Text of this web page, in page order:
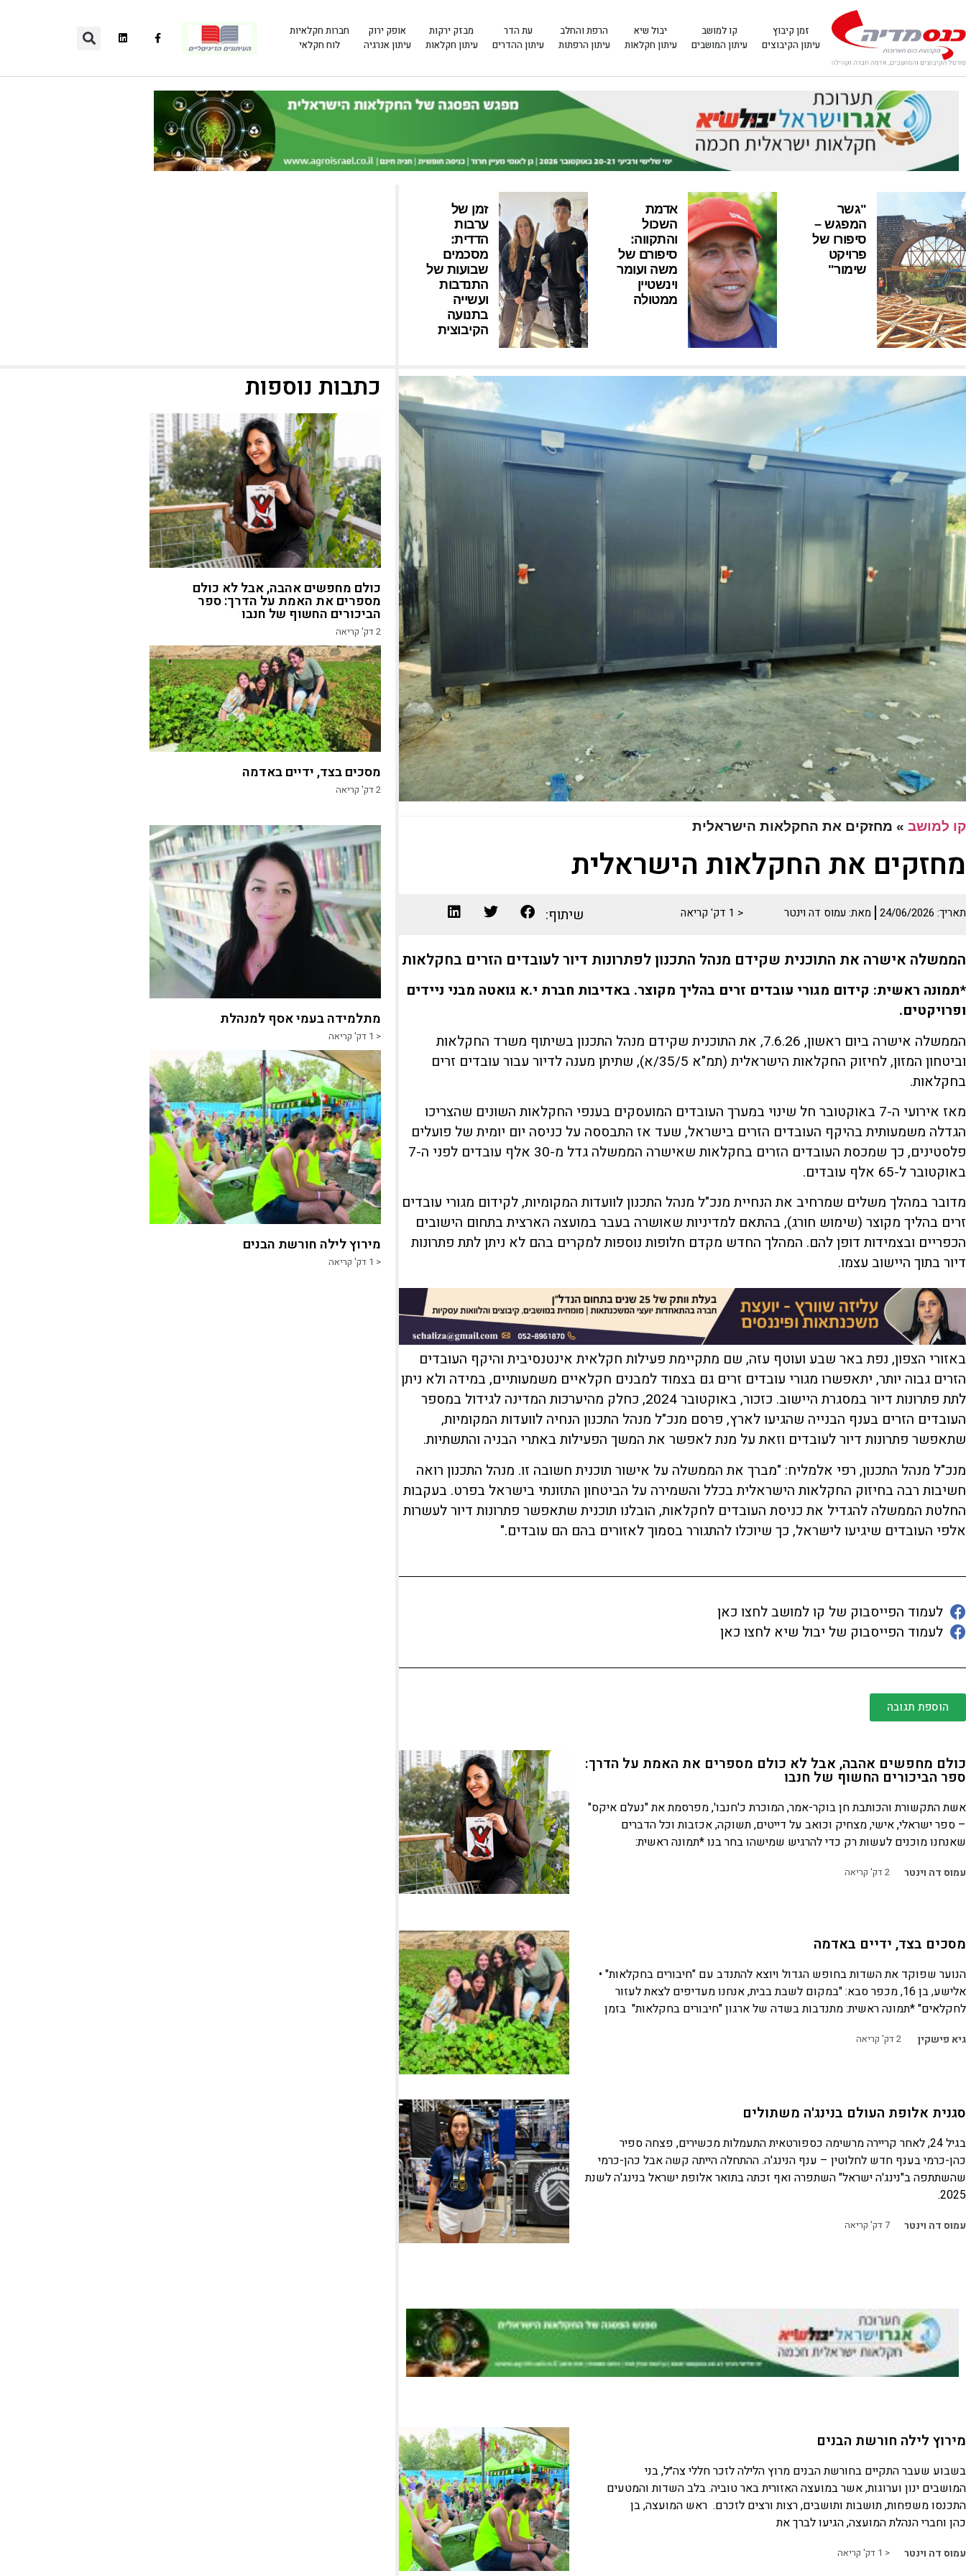
זמן קיבוץ
עיתון הקיבוצים
קו למושב
עיתון המושבים
יבול שיא
עיתון חקלאות
הרפת והחלב
עיתון הרפתות
עת הדר
עיתון ההדרים
מבזק ירקות
עיתון חקלאות
אופק ירוק
עיתון אנרגיה
חברות חקלאיות
לוח חקלאי
"גשר
המפגש –
סיפורו של
פרויקט
שימור"
אדמת
השכול
והתקווה:
סיפורם של
משה ועומר
וינשטיין
ממטולה
זמן של
ערבות
הדדית:
מסכמים
שבועות של
התנדבות
ועשייה
בתנועה
הקיבוצית
קו למושב » מחזקים את החקלאות הישראלית
מחזקים את החקלאות הישראלית
תאריך: 24/06/2026 מאת: עמוס דה וינטר < 1 דק' קריאה שיתוף:
הממשלה אישרה את התוכנית שקידם מנהל התכנון לפתרונות דיור לעובדים הזרים בחקלאות
*תמונה ראשית: קידום מגורי עובדים זרים בהליך מקוצר. באדיבות חברת י.א גואטה מבני ניידים
ופרויקטים.
הממשלה אישרה ביום ראשון, 7.6.26, את התוכנית שקידם מנהל התכנון בשיתוף משרד החקלאות
וביטחון המזון, לחיזוק החקלאות הישראלית (תמ"א 35/5/א), שתיתן מענה לדיור עבור עובדים זרים
בחקלאות.
מאז אירועי ה-7 באוקטובר חל שינוי במערך העובדים המועסקים בענפי החקלאות השונים שהצריכו
הגדלה משמעותית בהיקף העובדים הזרים בישראל, שעד אז התבססה על כניסה יום יומית של פועלים
פלסטינים, כך שמכסת העובדים הזרים בחקלאות שאישרה הממשלה גדל מ-30 אלף עובדים לפני ה-7
באוקטובר ל-65 אלף עובדים.
מדובר במהלך משלים שמרחיב את הנחיית מנכ"ל מנהל התכנון לוועדות המקומיות, לקידום מגורי עובדים
זרים בהליך מקוצר (שימוש חורג), בהתאם למדיניות שאושרה בעבר במועצה הארצית בתחום הישובים
הכפריים ובצמידות דופן להם. המהלך החדש מקדם חלופות נוספות למקרים בהם לא ניתן לתת פתרונות
דיור בתוך היישוב עצמו.
באזורי הצפון, נפת באר שבע ועוטף עזה, שם מתקיימת פעילות חקלאית אינטנסיבית והיקף העובדים
הזרים גבוה יותר, יתאפשרו מגורי עובדים זרים גם בצמוד למבנים חקלאיים משמעותיים, במידה ולא ניתן
לתת פתרונות דיור במסגרת היישוב. כזכור, באוקטובר 2024, כחלק מהיערכות המדינה לגידול במספר
העובדים הזרים בענף הבנייה שהגיעו לארץ, פרסם מנכ"ל מנהל התכנון הנחיה לוועדות המקומיות,
שתאפשר פתרונות דיור לעובדים וזאת על מנת לאפשר את המשך הפעילות באתרי הבניה והתשתיות.
מנכ"ל מנהל התכנון, רפי אלמליח: "מברך את הממשלה על אישור תוכנית חשובה זו. מנהל התכנון רואה
חשיבות רבה בחיזוק החקלאות הישראלית בכלל והשמירה על הביטחון התזונתי בישראל בפרט. בעקבות
החלטת הממשלה להגדיל את כניסת העובדים לחקלאות, הובלנו תוכנית שתאפשר פתרונות דיור לעשרות
אלפי העובדים שיגיעו לישראל, כך שיוכלו להתגורר בסמוך לאזורים בהם הם עובדים."
לעמוד הפייסבוק של קו למושב לחצו כאן
לעמוד הפייסבוק של יבול שיא לחצו כאן
הוספת תגובה
כולם מחפשים אהבה, אבל לא כולם מספרים את האמת על הדרך:
ספר הביכורים החשוף של חנבו
אשת התקשורת והכותבת חן בוקר-אמר, המוכרת כ'חנבו', מפרסמת את "נעלם איקס"
– ספר ישראלי, אישי, מצחיק וכואב על דייטים, תשוקה, אכזבות וכל הדברים
שאנחנו מוכנים לעשות רק כדי להרגיש שמישהו בחר בנו *תמונה ראשית:
עמוס דה וינטר 2דק' קריאה
מסכים בצד, ידיים באדמה
הנוער שפוקד את השדות בחופש הגדול ויוצא להתנדב עם "חיבורים בחקלאות" •
אלישע, בן 16, מכפר סבא: "במקום לשבת בבית, אנחנו מעדיפים לצאת לעזור
לחקלאים" *תמונה ראשית: מתנדבות בשדה של ארגון "חיבורים בחקלאות" בזמן
גיא פישקין 2דק' קריאה
סגנית אלופת העולם בנינג'ה משתולים
בגיל 24, לאחר קריירה מרשימה כספורטאית התעמלות מכשירים, פצחה ספיר
כהן-כרמי בענף חדש לחלוטין – ענף הנינג'ה. ההתחלה הייתה קשה אבל כהן-כרמי
שהשתתפה ב"נינג'ה ישראל" השתפרה ואף זכתה בתואר אלופת ישראל בנינג'ה לשנת
2025.
עמוס דה וינטר 7דק' קריאה
מירוץ לילה חורשת הבנים
בשבוע שעבר התקיים בחורשת הבנים מרוץ הלילה לזכר חללי צה״ל, בני
המושבים ינון וערוגות, אשר במועצה האזורית באר טוביה. בלב השדות והמטעים
התכנסו משפחות, תושבות ותושבים, רצות ורצים לזכרם. ראש המועצה, בן
כהן וחברי הנהלת המועצה, הגיעו לברך את
עמוס דה וינטר < 1 דק' קריאה
כתבות נוספות
כולם מחפשים אהבה, אבל לא כולם
מספרים את האמת על הדרך: ספר
הביכורים החשוף של חנבו
2דק' קריאה
מסכים בצד, ידיים באדמה
2דק' קריאה
מתלמידה בעמי אסף למנהלת
< 1 דק' קריאה
מירוץ לילה חורשת הבנים
< 1 דק' קריאה